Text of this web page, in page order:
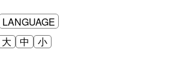
LANGUAGE
大 中
小